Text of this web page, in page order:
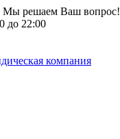
Мы решаем Ваш вопрос!
до 22:00
компания